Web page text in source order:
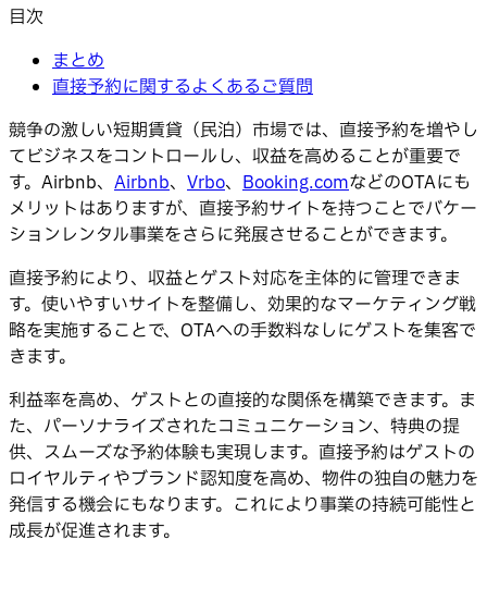
目次
まとめ
直接予約に関するよくあるご質問
競争の激しい短期賃貸（民泊）市場では、直接予約を増やし
てビジネスをコントロールし、収益を高めることが重要で
す。Airbnb、 Airbnb、 Vrbo、 Booking.comなどのOTAにも
メリットはありますが、直接予約サイトを持つことでバケー
ションレンタル事業をさらに発展させることができます。
直接予約により、収益とゲスト対応を主体的に管理できま
す。使いやすいサイトを整備し、効果的なマーケティング戦
略を実施することで、OTAへの手数料なしにゲストを集客で
きます。
利益率を高め、ゲストとの直接的な関係を構築できます。ま
た、パーソナライズされたコミュニケーション、特典の提
供、スムーズな予約体験も実現します。直接予約はゲストの
ロイヤルティやブランド認知度を高め、物件の独自の魅力を
発信する機会にもなります。これにより事業の持続可能性と
成長が促進されます。